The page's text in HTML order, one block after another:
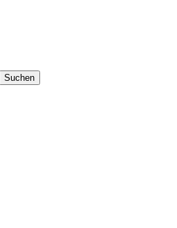
Suchen